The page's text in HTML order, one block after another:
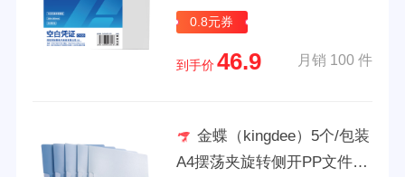
凭证打印纸 适用于财务软件
本冲量70g】5包装 500张/包
0.8元券
到手价 46.9 月销 100 件
金蝶（kingdee）5个/包装
A4摆荡夹旋转侧开PP文件夹